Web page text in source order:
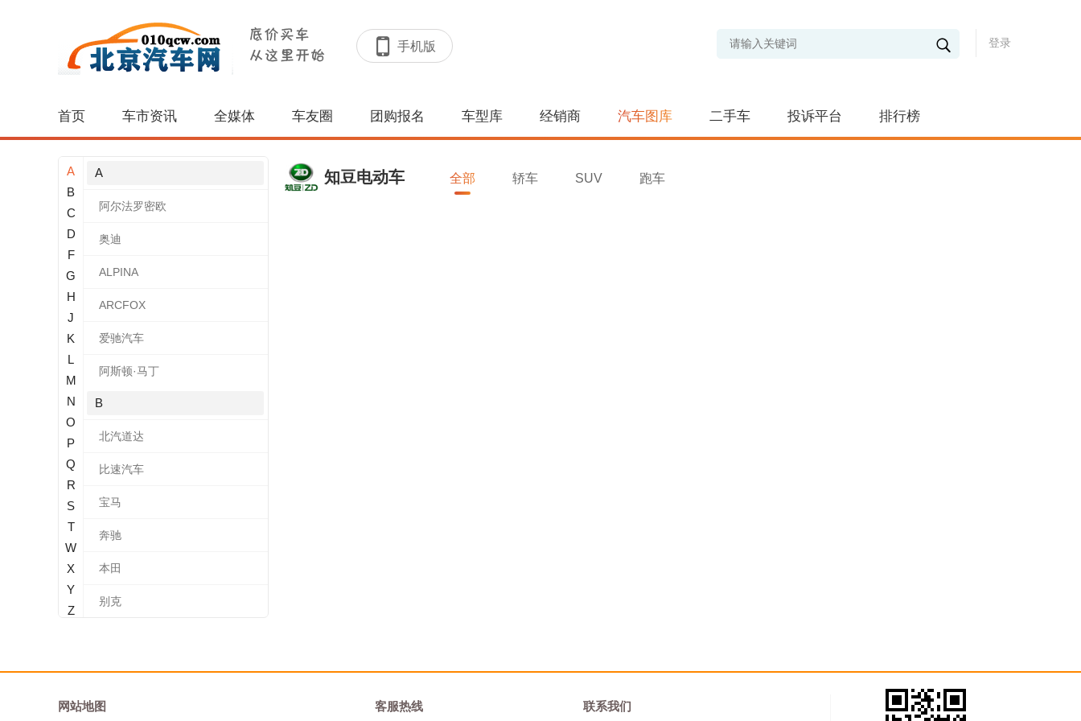
手机版 登录
首页 车市资讯 全媒体 车友圈 团购报名 车型库 经销商 汽车图库 二手车 投诉平台 排行榜
A
B
C
D
F
G
H
J
K
L
M
N
O
P
Q
R
S
T
W
X
Y
Z
A
阿尔法罗密欧
奥迪
ALPINA
ARCFOX
爱驰汽车
阿斯顿·马丁
B
北汽道达
比速汽车
宝马
奔驰
本田
别克
宝沃
知豆电动车 全部 轿车 SUV 跑车
网站地图 客服热线 联系我们